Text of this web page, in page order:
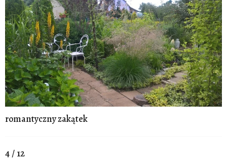
romantyczny zakątek
4 / 12